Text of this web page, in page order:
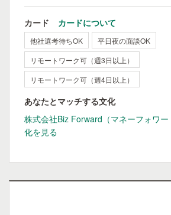
カード カードについて
他社選考待ちOK
平日夜の面談OK
リモートワーク可（週3日以上）
リモートワーク可（週4日以上）
あなたとマッチする文化
株式会社Biz Forward（マネーフォワ
化を見る